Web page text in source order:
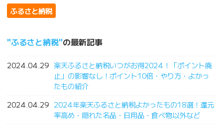
ふるさと納税
ふるさと納税 の最新記事
2024.04.29 楽天ふるさと納税いつがお得2024！「ポイント廃
止」の影響なし！ポイント10倍・やり方・よかっ
たもの紹介
2024.04.29 2024年楽天ふるさと納税よかったもの18選！還元
率高め・隠れた名品・日用品・食べ物以外など